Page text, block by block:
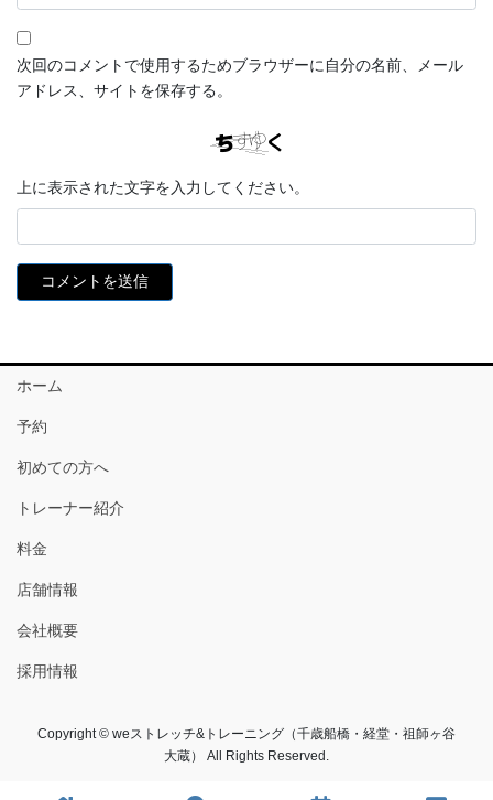
次回のコメントで使用するためブラウザーに自分の名前、メール
アドレス、サイトを保存する。
上に表示された文字を入力してください。
ホーム
予約
初めての方へ
トレーナー紹介
料金
店舗情報
会社概要
採用情報
Copyright © weストレッチ&トレーニング（千歳船橋・経堂・祖師ヶ谷
大蔵） All Rights Reserved.